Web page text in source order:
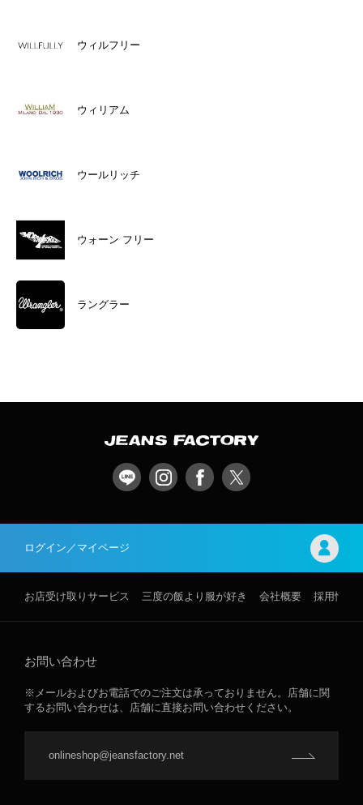
ウィルフリー
ウィリアム
ウールリッチ
ウォーン フリー
ラングラー
ログイン／マイページ
お店受け取りサービス 三度の飯より服が好き 会社概要 採用情報
お問い合わせ
※メールおよびお電話でのご注文は承っておりません。店舗に関
するお問い合わせは、店舗に直接お問い合わせください。
onlineshop@jeansfactory.net